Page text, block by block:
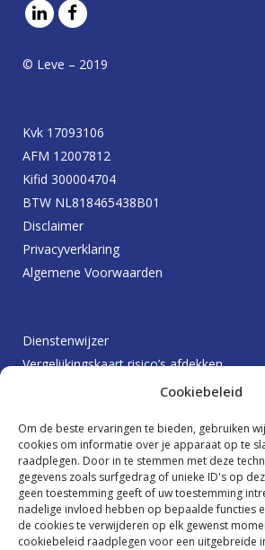
Cookiebeleid
Om de beste ervaringen te bieden, gebruiken
cookies om informatie over je apparaat op te
raadplegen. Door in te stemmen met deze
gegevens zoals surfgedrag of unieke ID's op
geen toestemming geeft of uw toestemming
nadelige invloed hebben op bepaalde functies
de cookies te verwijderen op elk gewenst
cookiebeleid raadplegen voor een uitgebreide
© Leve – 2019
Kvk 17093106
AFM 12007812
Kifid 300004704
BTW NL818465438B01
Disclaimer
Privacyverklaring
Algemene Voorwaarden
Dienstenwijzer
Vergelijkingskaart risico’s afdekken
Protocol betalingsachterstanden
Beloningsbeleid
Ik wil graag op de hoogte blijven